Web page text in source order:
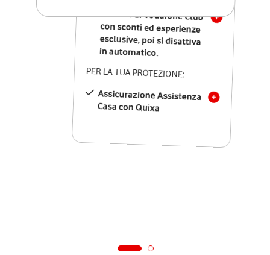
12 mesi di Vodafone Club
con sconti ed esperienze
esclusive, poi si disattiva
in automatico.
PER LA TUA PROTEZIONE:
Assicurazione Assistenza
Casa con Quixa